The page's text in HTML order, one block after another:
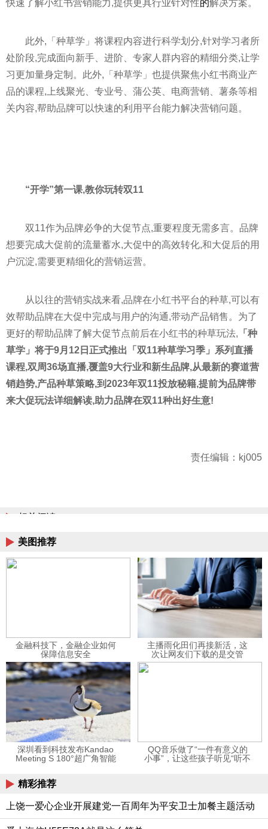
快速了解小红书营销能力,提供更具行业针对性的解决方案。
此外,「种草学」将课程内容进行科学划分,针对学习者所
处阶段,完成面向新手、进阶、专家人群内容的精细分类,让学
习更加量身定制。此外,「种草学」也提供聚焦小红书商业产
品的课程,上线聚光、专业号、蒲公英、电商营销、薯条等相
关内容,帮助品牌可以快速的利用平台能力解决营销问题。
“开学”第一课,教你玩转双11
双11作为品牌必争的大促节点,重要程度无需多言。品牌
想要完成大促前的流量蓄水,大促中的高效转化,和大促后的用
户沉淀,需要更精细化的营销运营。
从以往的营销实战来看,品牌在小红书平台的种草,可以有
效帮助品牌在大促中完成与用户的沟通,带动产品销售。为了
更好的帮助品牌了解大促节点前后在小红书的种草玩法, 「种
草学」将于9月12日正式推出「双11种草学习季」系列直播
课程,双周36场直播,覆盖9大行业和新生品牌,从最新的赛道营
销趋势,产品种草策略,到2023年双11投放秘籍,提前为品牌带
来大促玩法详细解读,助力品牌在双11种出好生意!
责任编辑：kj005
相关阅读
美图推荐
金融科技下，金融企业如何
保障信息安全
主播雨化田们再接新活，这
次让网友们下载的是交管
12123APP
深圳看到科技发布Kandao
Meeting S 180°超广角智能
QQ音乐做了“一件有意义的
小事”，让这些孩子听见“听不
精彩推荐
上饶一爱心企业开展建党一百周年为平安卫士加餐主题活动